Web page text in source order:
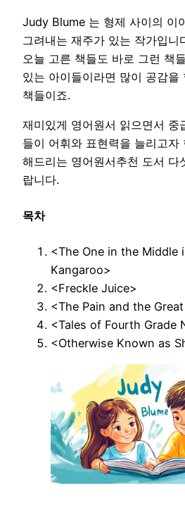
Judy Blume 는 형제 사이의 이
그려내는 재주가 있는 작가입니
오늘 고른 책들도 바로 그런 책
있는 아이들이라면 많이 공감을
책들이죠.
재미있게 영어원서 읽으면서 중
들이 어휘와 표현력을 늘리고자
해드리는 영어원서추천 도서 다
랍니다.
목차
<The One in the Middle
Kangaroo>
<Freckle Juice>
<The Pain and the
<Tales of Fourth Grade
<Otherwise Known as